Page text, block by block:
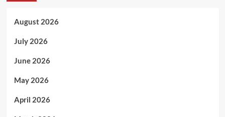
August 2026
July 2026
June 2026
May 2026
April 2026